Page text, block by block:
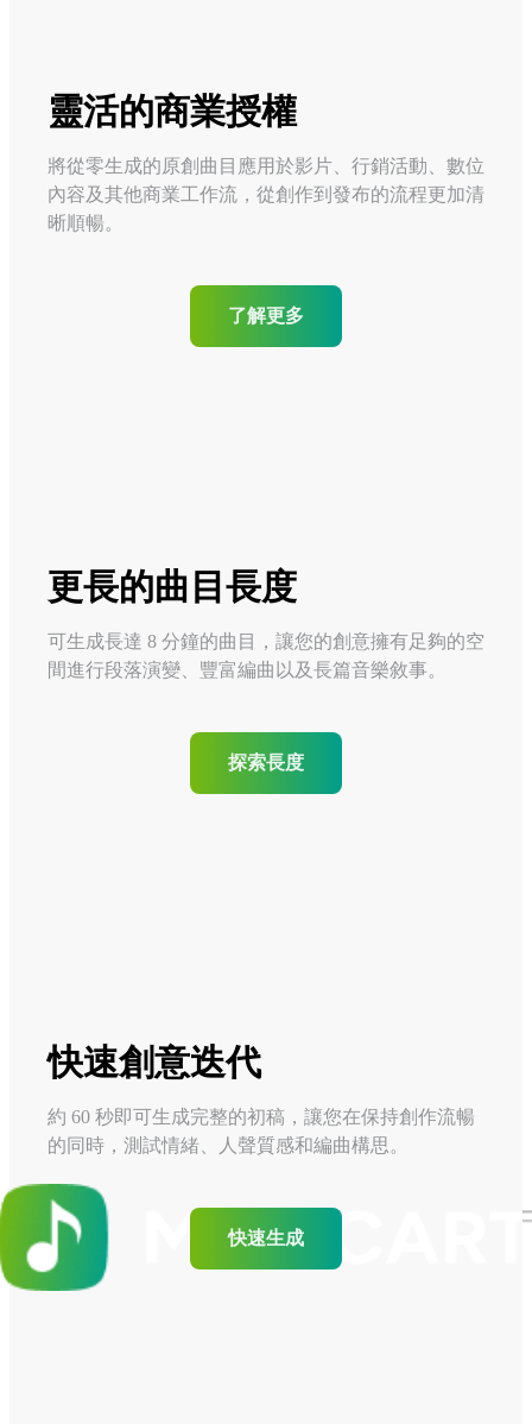
靈活的商業授權
將從零生成的原創曲目應用於影片、行銷活動、數位
內容及其他商業工作流，從創作到發布的流程更加清
晰順暢。
了解更多
更長的曲目長度
可生成長達 8 分鐘的曲目，讓您的創意擁有足夠的空
間進行段落演變、豐富編曲以及長篇音樂敘事。
探索長度
快速創意迭代
約 60 秒即可生成完整的初稿，讓您在保持創作流暢
的同時，測試情緒、人聲質感和編曲構思。
快速生成